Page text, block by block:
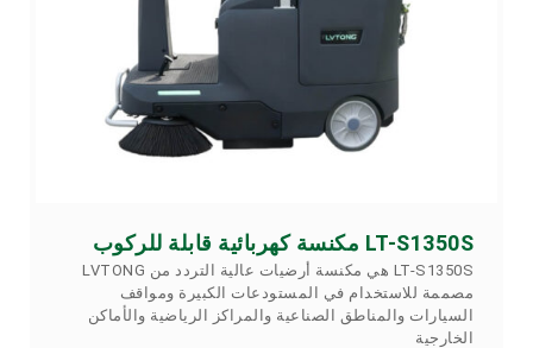
LT-S1350S مكنسة كهربائية قابلة للركوب
LT-S1350S هي مكنسة أرضيات عالية التردد من LVTONG
مصممة للاستخدام في المستودعات الكبيرة ومواقف
السيارات والمناطق الصناعية والمراكز الرياضية والأماكن
الخارجية